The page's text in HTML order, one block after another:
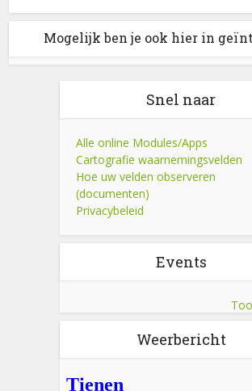
Mogelijk ben je ook hier in
Snel naar
Alle online Modules/Apps
Cartografie waarnemingsvelden
Hoe uw velden observeren
(documenten)
Privacybeleid
Events
Weerbericht